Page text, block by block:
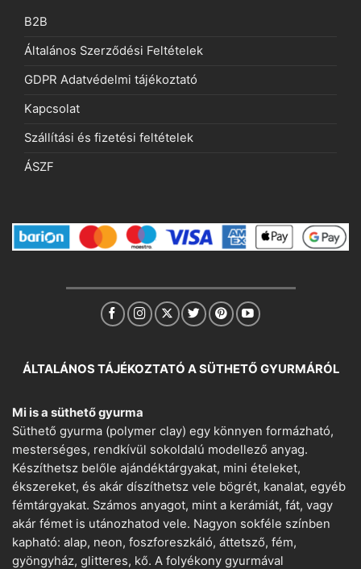
B2B
Általános Szerződési Feltételek
GDPR Adatvédelmi tájékoztató
Kapcsolat
Szállítási és fizetési feltételek
ÁSZF
ÁLTALÁNOS TÁJÉKOZTATÓ A SÜTHETŐ GYURMÁRÓL
Mi is a süthető gyurma
Süthető gyurma (polymer clay) egy könnyen formázható,
mesterséges, rendkívül sokoldalú modellező anyag.
Készíthetsz belőle ajándéktárgyakat, mini ételeket,
ékszereket, és akár díszíthetsz vele bögrét, kanalat, egyéb
fémtárgyakat. Számos anyagot, mint a kerámiát, fát, vagy
akár fémet is utánozhatod vele. Nagyon sokféle színben
kapható: alap, neon, foszforeszkáló, áttetsző, fém,
gyöngyház, glitteres, kő. A folyékony gyurmával